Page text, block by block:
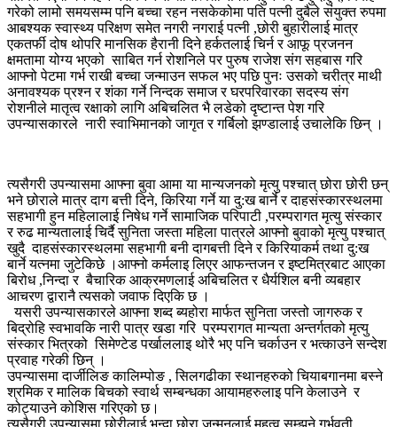
गरेको लामो समयसम्म पनि बच्चा रहन नसकेकोमा पति पत्नी दुबैले संयुक्त रुपमा
आबश्यक स्वास्थ्य परिक्षण समेत नगरी नगराई पत्नी ,छोरी बुहारीलाई मात्र
एकतर्फी दोष थोपरि मानसिक हैरानी दिने हर्कतलाई चिर्न र आफू प्रजनन
क्षमतामा योग्य भएको साबित गर्न रोशनिले पर पुरुष राजेश संग सहबास गरि
आफ्नो पेटमा गर्भ राखी बच्चा जन्माउन सफल भए पछि पुनः उसको चरीत्र माथी
अनावश्यक प्रश्न र शंका गर्ने निन्दक समाज र घरपरिवारका सदस्य संग
रोशनीले मातृत्व रक्षाको लागि अबिचलित भै लडेको दृष्टान्त पेश गरि
उपन्यासकारले नारी स्वाभिमानको जागृत र गर्बिलो झण्डालाई उचालेकि छिन् ।
त्यसैगरी उपन्यासमा आफ्ना बुवा आमा या मान्यजनको मृत्यु पश्चात् छोरा छोरी छन्
भने छोराले मात्र दाग बत्ती दिने, किरिया गर्ने या दु:ख बार्ने र दाहसंस्कारस्थलमा
सहभागी हुन महिलालाई निषेध गर्ने सामाजिक परिपाटी ,परम्परागत मृत्यु संस्कार
र रुढ मान्यतालाई चिर्दै सुनिता जस्ता महिला पात्रले आफ्नो बुवाको मृत्यु पश्चात्
खुदै दाहसंस्कारस्थलमा सहभागी बनी दागबत्ती दिने र किरियाकर्म तथा दु:ख
बार्ने यत्नमा जुटेकिछे ।आफ्नो कर्मलाइ लिएर आफन्तजन र इष्टमित्रबाट आएका
बिरोध ,निन्दा र बैचारिक आक्रमणलाई अबिचलित र धैर्यशिल बनी व्यबहार
आचरण द्वारानै त्यसको जवाफ दिएकि छ ।
यसरी उपन्यासकारले आफ्ना शब्द ब्यहोरा मार्फत सुनिता जस्तो जागरुक र
बिद्रोहि स्वभावकि नारी पात्र खडा गरि परम्परागत मान्यता अन्तर्गतको मृत्यु
संस्कार भित्रको सिमेण्टेड पर्खाललाइ थोरै भए पनि चर्काउन र भत्काउने सन्देश
प्रवाह गरेकी छिन् ।
उपन्यासमा दार्जीलिङ कालिम्पोङ , सिलगढीका स्थानहरुको चियाबगानमा बस्ने
श्रमिक र मालिक बिचको स्वार्थ सम्बन्धका आयामहरुलाइ पनि केलाउने र
कोट्याउने कोशिस गरिएको छ।
त्यसैगरी उपन्यासमा छोरीलाई भन्दा छोरा जन्मनुलाई महत्व सम्झने,गर्भवती